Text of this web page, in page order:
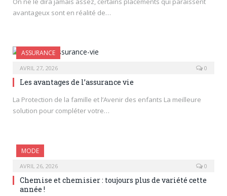
avantageux sont en réalité de…
ASSURANCE
AVRIL 27, 2026 0
Les avantages de l’assurance vie
La Protection de la famille et l’Avenir des enfants La meilleure
solution pour compléter votre…
MODE
AVRIL 26, 2026 0
Chemise et chemisier : toujours plus de variété cette
année !